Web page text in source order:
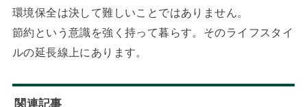
環境保全は決して難しいことではありません。
節約という意識を強く持って暮らす。そのライフスタイ
ルの延長線上にあります。
関連記事